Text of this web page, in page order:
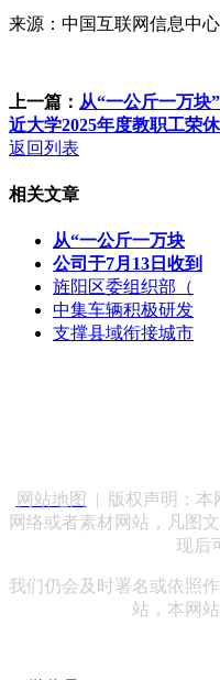
来源：中国互联网信息中心
上一篇： 从“一公斤一万块
近大学2025年度教职工荣
返回列表
相关文章
从“一公斤一万块
公司于7月13日收到
旌阳区委组织部（
中集车辆积极研发
支撑县域衔接城市
网站地图
| 版权声明：本
网络或者素材网站，凡图
现后
我们仍会及时署名或依照
站，本网